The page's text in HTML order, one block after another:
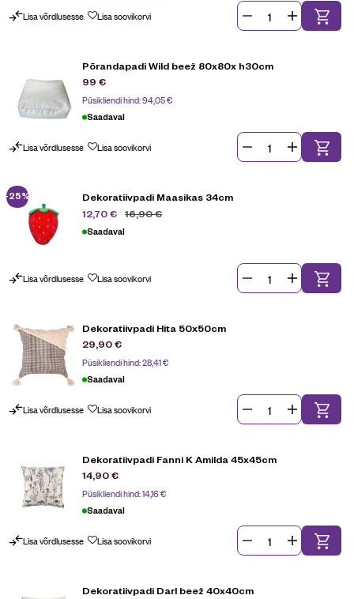
Lisa võrdlusesse Lisa soovikorvi
Põrandapadi Wild beež 80x80x h30cm
99 €
Püsikliendi hind:94,05€
Saadaval
Lisa võrdlusesse Lisa soovikorvi
-25%
Dekoratiivpadi Maasikas 34cm
16,90€
12,70€
Saadaval
Lisa võrdlusesse Lisa soovikorvi
Dekoratiivpadi Hita 50x50cm
29,90€
Püsikliendi hind:28,41€
Saadaval
Lisa võrdlusesse Lisa soovikorvi
Dekoratiivpadi Fanni K Amilda 45x45cm
14,90€
Püsikliendi hind:14,16€
Saadaval
Lisa võrdlusesse Lisa soovikorvi
Dekoratiivpadi Darl beež 40x40cm